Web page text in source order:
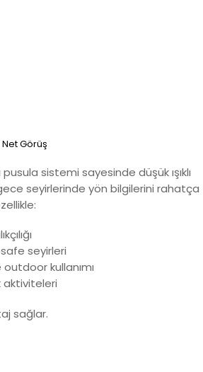
Görüş
pusula sistemi sayesinde düşük ışıklı
seyirlerinde yön bilgilerini rahatça
seyirleri
kullanımı
aktiviteleri
sağlar.